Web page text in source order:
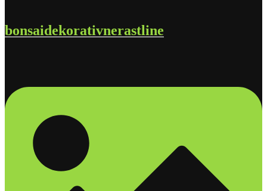
bonsaidekorativnerastline